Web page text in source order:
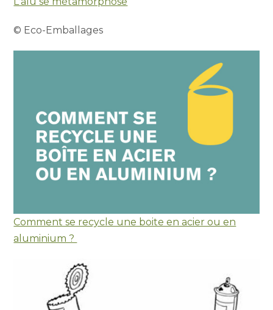
© Eco-Emballages
Comment se recycle une boite en acier ou en
aluminium ?